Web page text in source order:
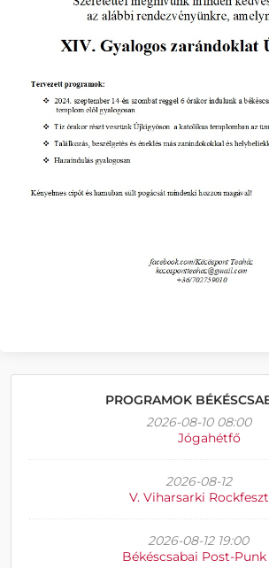
PROGRAMOK
2026-08-10 08:00
Jógahétfő
2026-08-12
V. Viharsarki
2026-08-12 19:00
Békéscsabai Post-Punk